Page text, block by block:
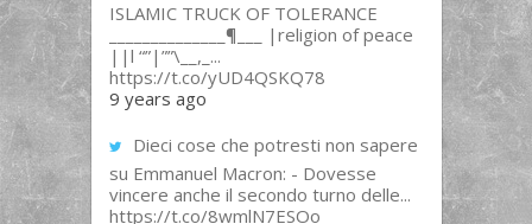
ISLAMIC TRUCK OF TOLERANCE
______________¶___ |religion of peace
||l “”|””\__,_...
https://t.co/yUD4QSKQ78
9 years ago
Dieci cose che potresti non sapere
su Emmanuel Macron: - Dovesse
vincere anche il secondo turno delle...
https://t.co/8wmlN7ESOo